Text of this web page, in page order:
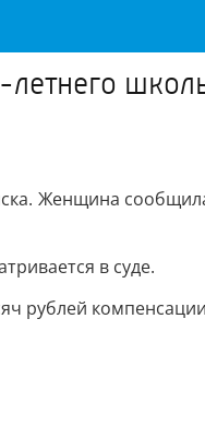
летнего
Женщина
в суде.